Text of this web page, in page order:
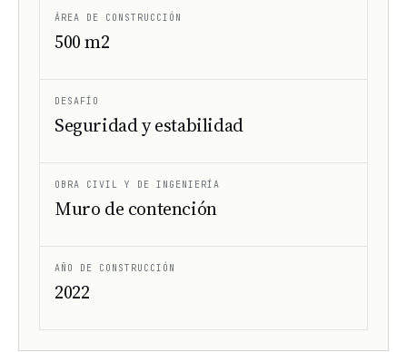
ÁREA DE CONSTRUCCIÓN
500 m2
DESAFÍO
Seguridad y estabilidad
OBRA CIVIL Y DE INGENIERÍA
Muro de contención
AÑO DE CONSTRUCCIÓN
2022